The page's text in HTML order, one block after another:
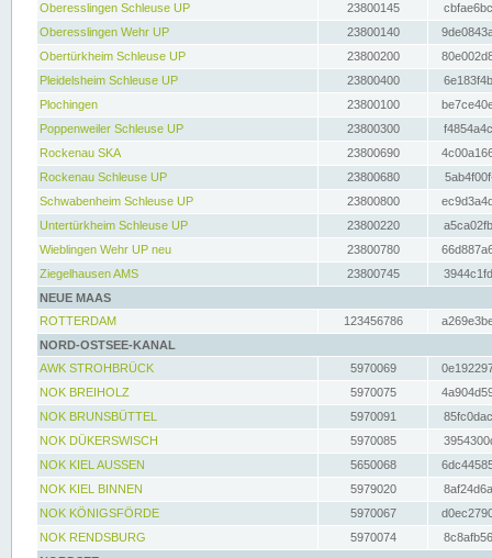
Oberesslingen Schleuse UP
23800145
Oberesslingen Wehr UP
23800140
Obertürkheim Schleuse UP
23800200
Pleidelsheim Schleuse UP
23800400
Plochingen
23800100
Poppenweiler Schleuse UP
23800300
Rockenau SKA
23800690
Rockenau Schleuse UP
23800680
Schwabenheim Schleuse UP
23800800
Untertürkheim Schleuse UP
23800220
Wieblingen Wehr UP neu
23800780
Ziegelhausen AMS
23800745
NEUE MAAS
ROTTERDAM
123456786
NORD-OSTSEE-KANAL
AWK STROHBRÜCK
5970069
NOK BREIHOLZ
5970075
NOK BRUNSBÜTTEL
5970091
NOK DÜKERSWISCH
5970085
NOK KIEL AUSSEN
5650068
NOK KIEL BINNEN
5979020
NOK KÖNIGSFÖRDE
5970067
NOK RENDSBURG
5970074